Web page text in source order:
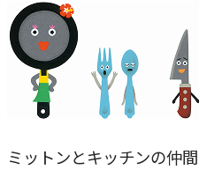
ミットンとキッチンの仲